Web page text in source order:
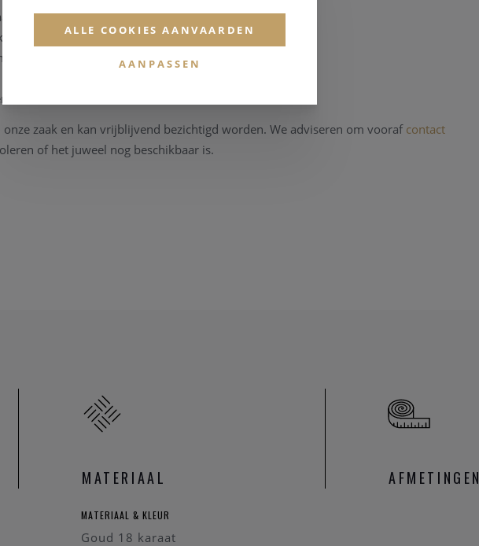
witgoud
cm
staat
onze zaak en kan vrijblijvend bezichtigd worden. We adviseren om vooraf contact
of het juweel nog beschikbaar is.
of andere juwelen? Neem gerust
MATERIAAL
MATERIAAL & KLEUR
Goud 18 karaat
AFMETINGEN
ALLE COOKIES AANVAARDEN
AANPASSEN